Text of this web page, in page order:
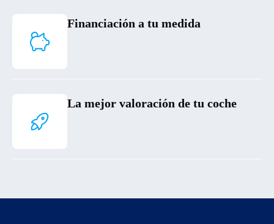
Financiación a tu medida
La mejor valoración de tu coche